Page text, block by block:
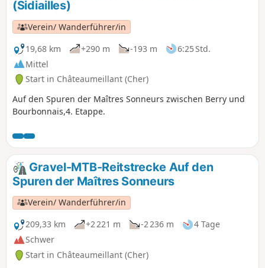
(Sidiailles)
Verein/ Wanderführer/in
19,68 km
+290 m -193 m
6:25 Std.
Mittel
Start in Châteaumeillant (Cher)
Auf den Spuren der Maîtres Sonneurs zwischen Berry und
Bourbonnais,4. Etappe.
Gravel-MTB-Reitstrecke Auf den
Spuren der Maîtres Sonneurs
Verein/ Wanderführer/in
209,33 km
+2 221 m -2 236 m
4 Tage
Schwer
Start in Châteaumeillant (Cher)